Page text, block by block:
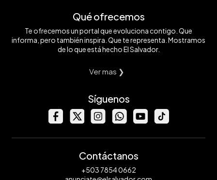
Qué ofrecemos
Te ofrecemos un portal que evoluciona contigo. Que
informa, pero también inspira. Que te representa. Mostramos
de lo que está hecho El Salvador.
Ver mas ❯
Síguenos
Contáctanos
+503 7854 0662